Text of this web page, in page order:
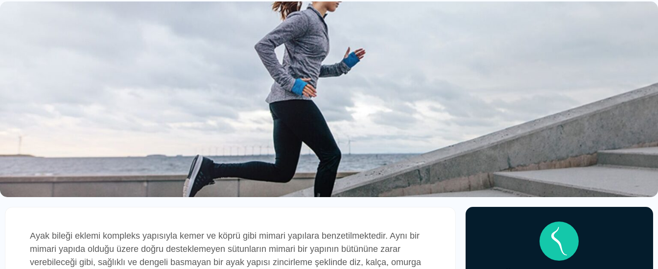
Ayak bileği eklemi kompleks yapısıyla kemer ve köprü gibi mimari yapılara benzetilmektedir. Aynı bir
mimari yapıda olduğu üzere doğru desteklemeyen sütunların mimari bir yapının bütününe zarar
verebileceği gibi, sağlıklı ve dengeli basmayan bir ayak yapısı zincirleme şeklinde diz, kalça, omurga